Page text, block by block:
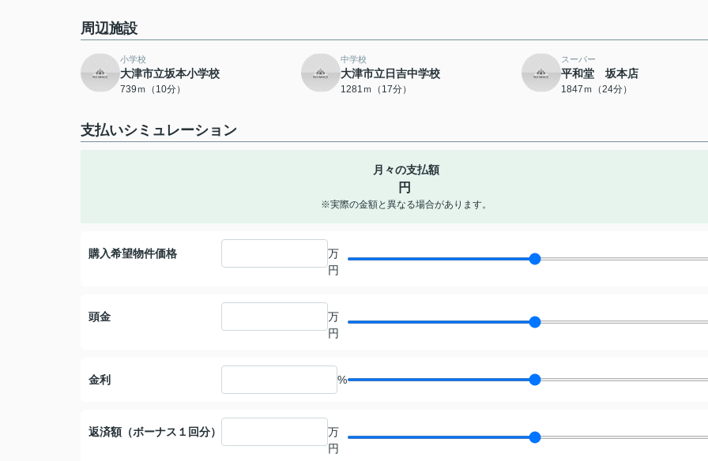
周辺施設
小学校
大津市立坂本小学校
739ｍ（10分）
中学校
大津市立日吉中学校
1281ｍ（17分）
スーパー
平和堂 坂本店
1847ｍ（24分）
支払いシミュレーション
月々の支払額
円
※実際の金額と異なる場合があります。
購入希望物件価格
万
円
頭金
万
円
金利 %
返済額（ボーナス１回分）
万
円